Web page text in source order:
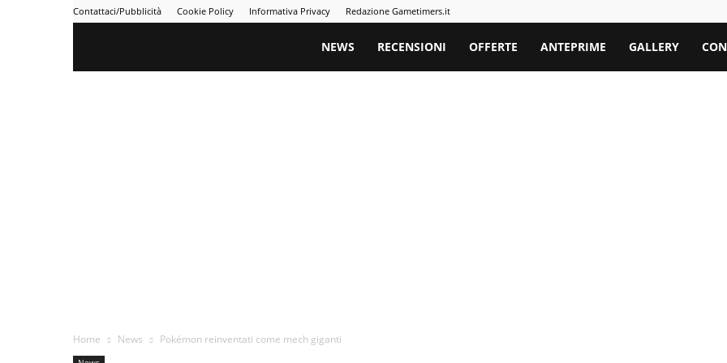
Contattaci/Pubblicità Cookie Policy Informativa Privacy Redazione Gametimers.it
Gametimers
NEWS RECENSIONI OFFERTE ANTEPRIME GALLERY
Home News Pokémon reinventati come mech giganti